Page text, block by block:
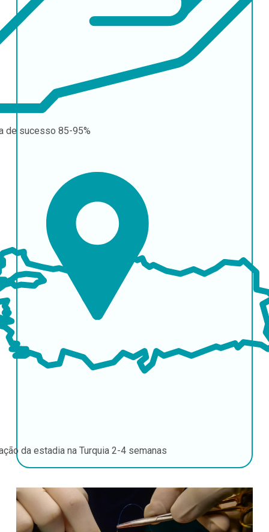
de sucesso 85-95%
da estadia na Turquia 2-4 semanas